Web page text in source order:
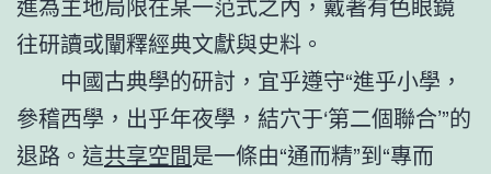
往研讀或闡釋經典文獻與史料。
中國古典學的研討，宜乎遵守“進乎小學，
參稽西學，出乎年夜學，結穴于‘第二個聯合’”的
退路。這共享空間是一條由“通而精”到“專而